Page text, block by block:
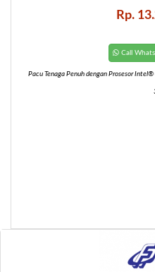
Rp.
Call
Pacu Tenaga Penuh dengan Prosesor